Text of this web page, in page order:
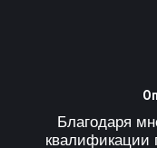
Благодаря
квалификации